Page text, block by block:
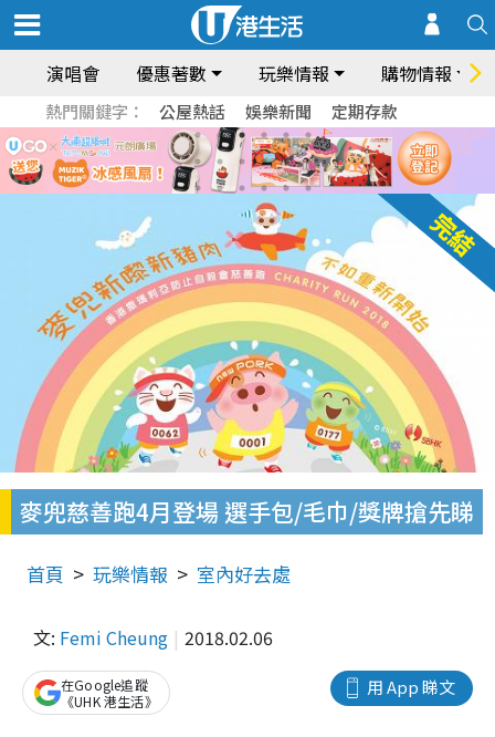
演唱會 優惠著數 玩樂情報 購物情報
熱門關鍵字： 公屋熱話 娛樂新聞 定期存款
麥兜慈善跑4月登場 選手包/毛巾/獎牌搶先睇
首頁 玩樂情報 室內好去處
文: Femi Cheung 2018.02.06
用 App 睇文
在Google追蹤
《UHK 港生活》